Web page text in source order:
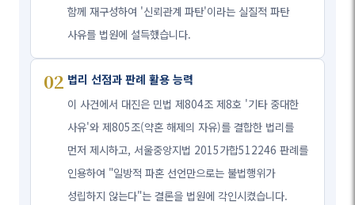
함께 재구성하여 '신뢰관계 파탄'이라는 실질적 파탄
사유를 법원에 설득했습니다.
02 법리 선점과 판례 활용 능력
이 사건에서 대진은 민법 제804조 제8호 '기타 중대한
사유'와 제805조(약혼 해제의 자유)를 결합한 법리를
먼저 제시하고, 서울중앙지법 2015가합512246 판례를
인용하여 "일방적 파혼 선언만으로는 불법행위가
성립하지 않는다"는 결론을 법원에 각인시켰습니다.